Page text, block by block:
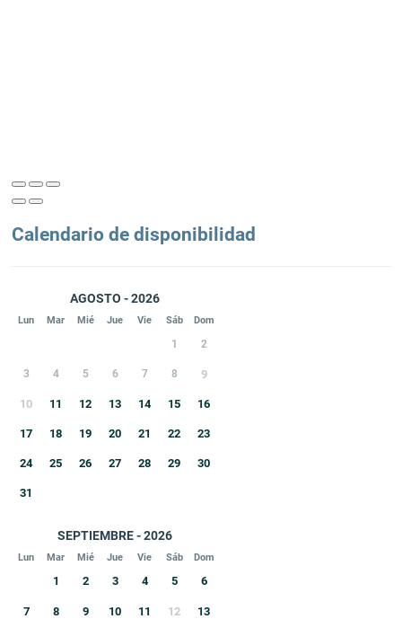
Calendario de disponibilidad
AGOSTO - 2026
Lun Mar Mié Jue Vie Sáb Dom
1 2
3 4 5 6 7 8 9
10 11 12 13 14 15 16
17 18 19 20 21 22 23
24 25 26 27 28 29 30
31
SEPTIEMBRE - 2026
Lun Mar Mié Jue Vie Sáb Dom
1 2 3 4 5 6
7 8 9 10 11 12 13